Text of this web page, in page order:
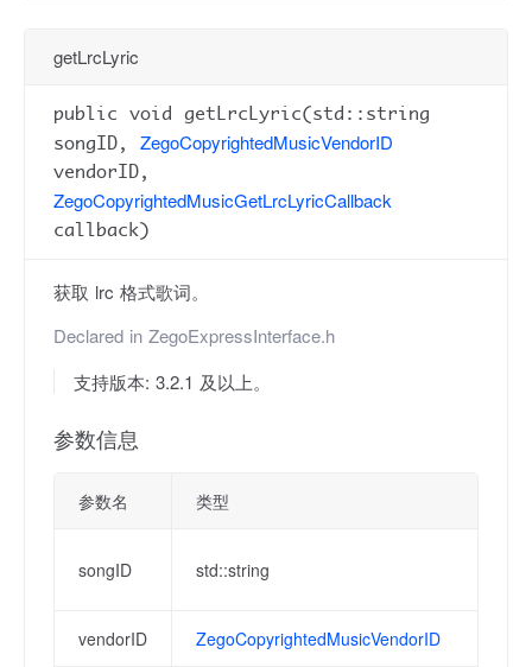
getLrcLyric
public void getLrcLyric(std::string
songID, ZegoCopyrightedMusicVendorID
vendorID,
ZegoCopyrightedMusicGetLrcLyricCallback
callback)
获取 lrc 格式歌词。
Declared in ZegoExpressInterface.h
支持版本: 3.2.1 及以上。
参数信息
参数名 类型
songID std::string
vendorID ZegoCopyrightedMusicVendorID